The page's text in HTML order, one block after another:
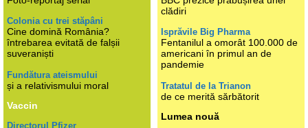
Colonia cu trei stăpâni
Cine domină România?
întrebarea evitată de falșii
suveraniști
Fundătura ateismului
și a relativismului moral
Vaccin
Directorul Pfizer
clădiri
Isprăvile Big Pharma
Fentanilul a omorât 100.000 de
americani în primul an de
pandemie
Tratatul de la Trianon
de ce merită sărbătorit
Lumea nouă